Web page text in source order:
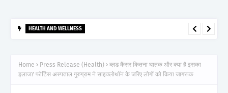
HEALTH AND WELLNESS
Home Press Release (Health)
ब्लड कैंसर कितना घातक और क्या है इसका
इलाज? फोर्टिस अस्पताल गुरुग्राम ने साइक्लोथॉन के जरिए लोगों को किया जागरूक